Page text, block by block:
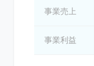
事業売上
事業利益